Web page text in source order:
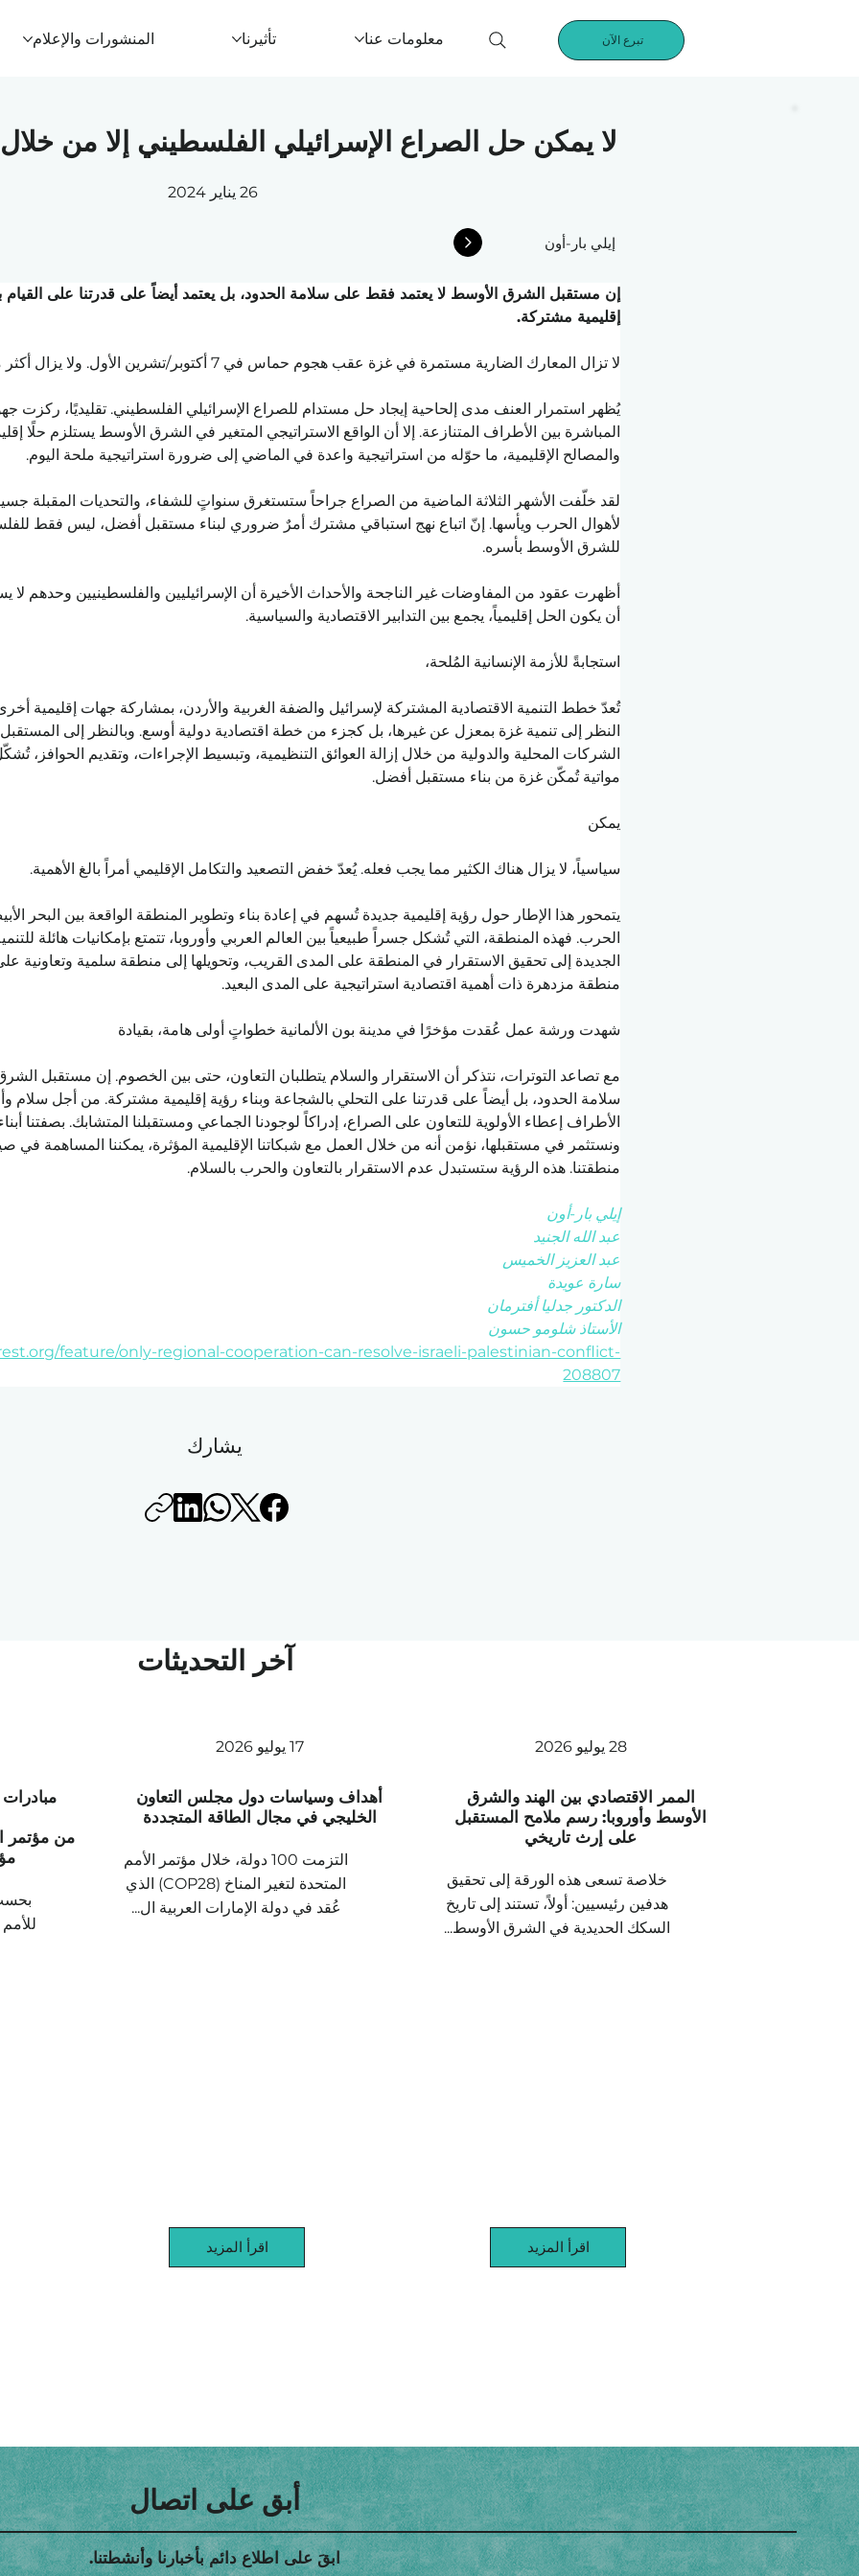
معلومات عنا تأثيرنا المنشورات والإعلام تبرع الآن
لا يمكن حل الصراع الإسرائيلي الفلسطيني إلا من خلال
26 يناير 2024
إيلي بار-أون
إن مستقبل الشرق الأوسط لا يعتمد فقط على سلامة الحدود، بل يعتمد أيضاً على قدرتنا على القيام
إقليمية مشتركة.
لا تزال المعارك الضارية مستمرة في غزة عقب هجوم حماس في 7 أكتوبر/تشرين الأول. ولا يزال أكثر من
يُظهر استمرار العنف مدى إلحاحية إيجاد حل مستدام للصراع الإسرائيلي الفلسطيني. تقليديًا، ركزت
المباشرة بين الأطراف المتنازعة. إلا أن الواقع الاستراتيجي المتغير في الشرق الأوسط يستلزم حلًا
والمصالح الإقليمية، ما حوّله من استراتيجية واعدة في الماضي إلى ضرورة استراتيجية ملحة اليوم.
لقد خلّفت الأشهر الثلاثة الماضية من الصراع جراحاً ستستغرق سنواتٍ للشفاء، والتحديات المقبلة
لأهوال الحرب ويأسها. إنّ اتباع نهج استباقي مشترك أمرٌ ضروري لبناء مستقبل أفضل، ليس فقط
للشرق الأوسط بأسره.
أظهرت عقود من المفاوضات غير الناجحة والأحداث الأخيرة أن الإسرائيليين والفلسطينيين وحدهم
أن يكون الحل إقليمياً، يجمع بين التدابير الاقتصادية والسياسية.
استجابةً للأزمة الإنسانية المُلحة،
تُعدّ خطط التنمية الاقتصادية المشتركة لإسرائيل والضفة الغربية والأردن، بمشاركة جهات إقليمية أخرى،
النظر إلى تنمية غزة بمعزل عن غيرها، بل كجزء من خطة اقتصادية دولية أوسع. وبالنظر إلى
الشركات المحلية والدولية من خلال إزالة العوائق التنظيمية، وتبسيط الإجراءات، وتقديم الحوافز،
مواتية تُمكّن غزة من بناء مستقبل أفضل.
يمكن
سياسياً، لا يزال هناك الكثير مما يجب فعله. يُعدّ خفض التصعيد والتكامل الإقليمي أمراً بالغ الأهمية.
يتمحور هذا الإطار حول رؤية إقليمية جديدة تُسهم في إعادة بناء وتطوير المنطقة الواقعة بين البحر
الحرب. فهذه المنطقة، التي تُشكل جسراً طبيعياً بين العالم العربي وأوروبا، تتمتع بإمكانيات هائلة
الجديدة إلى تحقيق الاستقرار في المنطقة على المدى القريب، وتحويلها إلى منطقة سلمية وتعاونية
منطقة مزدهرة ذات أهمية اقتصادية استراتيجية على المدى البعيد.
شهدت ورشة عمل عُقدت مؤخرًا في مدينة بون الألمانية خطواتٍ أولى هامة، بقيادة
مع تصاعد التوترات، نتذكر أن الاستقرار والسلام يتطلبان التعاون، حتى بين الخصوم. إن مستقبل
سلامة الحدود، بل أيضاً على قدرتنا على التحلي بالشجاعة وبناء رؤية إقليمية مشتركة. من أجل سلام
الأطراف إعطاء الأولوية للتعاون على الصراع، إدراكاً لوجودنا الجماعي ومستقبلنا المتشابك. بصفتنا
ونستثمر في مستقبلها، نؤمن أنه من خلال العمل مع شبكاتنا الإقليمية المؤثرة، يمكننا المساهمة في
منطقتنا. هذه الرؤية ستستبدل عدم الاستقرار بالتعاون والحرب بالسلام.
إيلي بار-أون
عبد الله الجنيد
عبد العزيز الخميس
سارة عويدة
الدكتور جدليا أفترمان
الأستاذ شلومو حسون
feature/only-regional-cooperation-can-resolve-israeli-palestinian-conflict-
208807
يشارك
آخر التحديثات
28 يوليو 2026
الممر الاقتصادي بين الهند والشرق
الأوسط وأوروبا: رسم ملامح المستقبل
على إرث تاريخي
خلاصة تسعى هذه الورقة إلى تحقيق
هدفين رئيسيين: أولاً، تستند إلى تاريخ
السكك الحديدية في الشرق الأوسط...
اقرأ المزيد
17 يوليو 2026
أهداف وسياسات دول مجلس التعاون
الخليجي في مجال الطاقة المتجددة
التزمت 100 دولة، خلال مؤتمر الأمم
المتحدة لتغير المناخ (COP28) الذي
عُقد في دولة الإمارات العربية ال...
اقرأ المزيد
من مؤتمر
أبق على اتصال
ابقَ على اطلاع دائم بأخبارنا وأنشطتنا.